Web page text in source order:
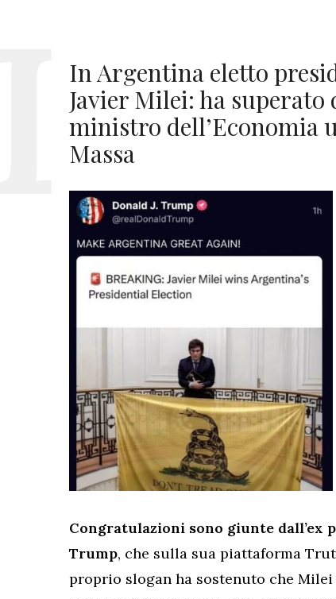
In Argentina eletto
Javier Milei: ha
ministro dell’Economia
Massa
Congratulazioni sono giunte dall’ex
Trump, che sulla sua piattaforma
proprio slogan ha sostenuto che Milei